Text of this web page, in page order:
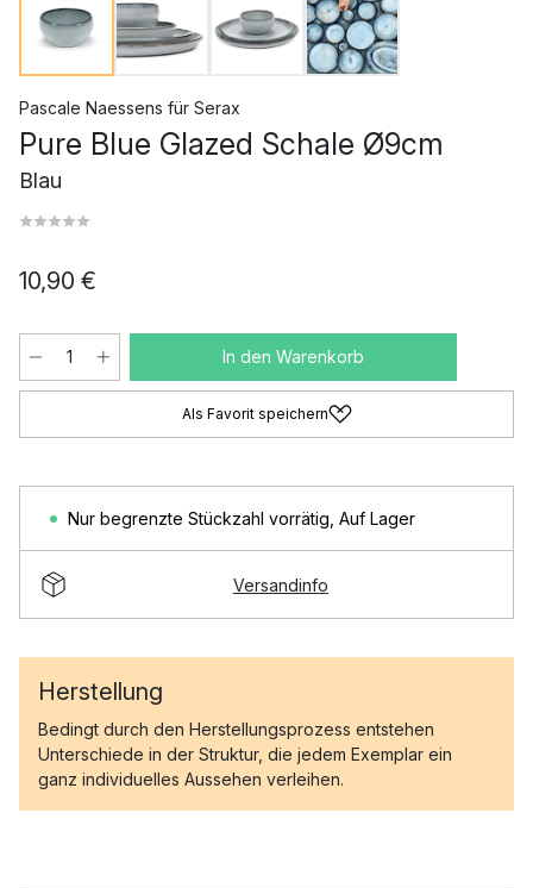
Pascale Naessens für Serax
Pure Blue Glazed Schale Ø9cm
Blau
10,90 €
In den Warenkorb
Als Favorit speichern
Nur begrenzte Stückzahl vorrätig Auf Lager
Versandinfo
Herstellung
Bedingt durch den Herstellungsprozess entstehen
Unterschiede in der Struktur, die jedem Exemplar ein
ganz individuelles Aussehen verleihen.